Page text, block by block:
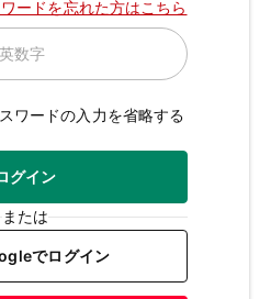
ードを忘れた方はこちら
ワードの入力を省略する
グイン
または
でログイン